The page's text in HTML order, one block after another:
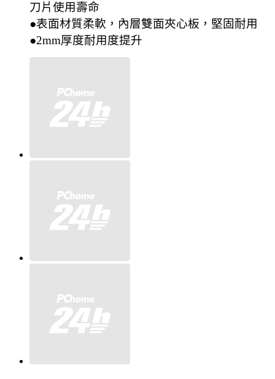
刀片使用壽命
●表面材質柔軟，內層雙面夾心板，堅固耐用
●2mm厚度耐用度提升